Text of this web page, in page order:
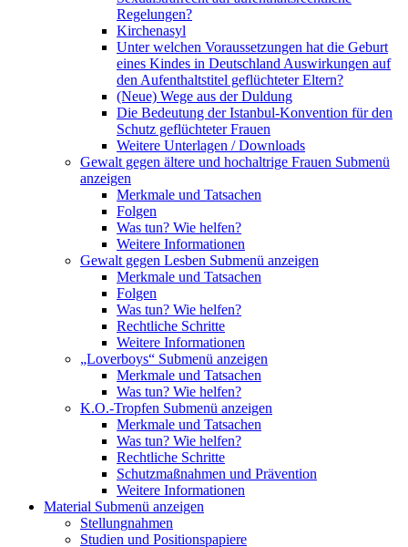
Regelungen?
Kirchenasyl
Unter welchen Voraussetzungen hat die Geburt
eines Kindes in Deutschland Auswirkungen auf
den Aufenthaltstitel geflüchteter Eltern?
(Neue) Wege aus der Duldung
Die Bedeutung der Istanbul-Konvention für den
Schutz geflüchteter Frauen
Weitere Unterlagen / Downloads
Gewalt gegen ältere und hochaltrige Frauen Submenü
anzeigen
Merkmale und Tatsachen
Folgen
Was tun? Wie helfen?
Weitere Informationen
Gewalt gegen Lesben Submenü anzeigen
Merkmale und Tatsachen
Folgen
Was tun? Wie helfen?
Rechtliche Schritte
Weitere Informationen
„Loverboys“ Submenü anzeigen
Merkmale und Tatsachen
Was tun? Wie helfen?
K.O.-Tropfen Submenü anzeigen
Merkmale und Tatsachen
Was tun? Wie helfen?
Rechtliche Schritte
Schutzmaßnahmen und Prävention
Weitere Informationen
Material Submenü anzeigen
Stellungnahmen
Studien und Positionspapiere